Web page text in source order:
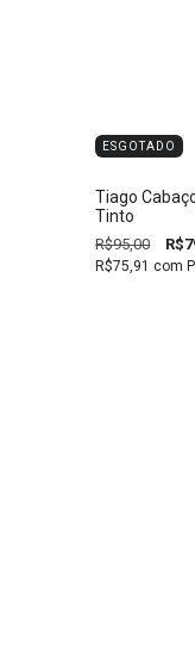
ESGOTADO
Tiago
Tinto
R$95,00
R$75,91com